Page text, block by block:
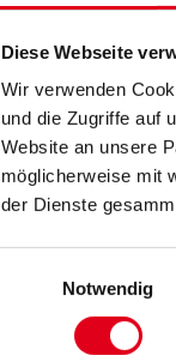
Diese Webseite
Wir verwenden
und die Zugriffe auf
Website an unsere
möglicherweise mit
der Dienste
Notwendig